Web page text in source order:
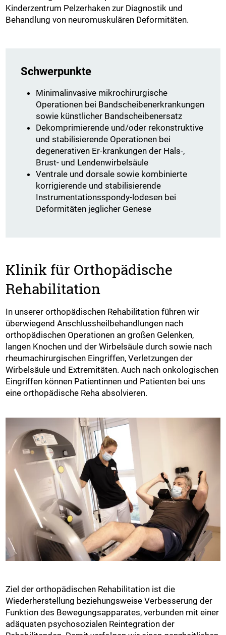
Kinderzentrum Pelzerhaken zur Diagnostik und
Behandlung von neuromuskulären Deformitäten.
Schwerpunkte
Minimalinvasive mikrochirurgische
Operationen bei Bandscheibenerkrankungen
sowie künstlicher Bandscheibenersatz
Dekomprimierende und/oder rekonstruktive
und stabilisierende Operationen bei
degenerativen Er-krankungen der Hals-,
Brust- und Lendenwirbelsäule
Ventrale und dorsale sowie kombinierte
korrigierende und stabilisierende
Instrumentationsspondy-lodesen bei
Deformitäten jeglicher Genese
Klinik für Orthopädische
Rehabilitation
In unserer orthopädischen Rehabilitation führen wir
überwiegend Anschlussheilbehandlungen nach
orthopädischen Operationen an großen Gelenken,
langen Knochen und der Wirbelsäule durch sowie nach
rheumachirurgischen Eingriffen, Verletzungen der
Wirbelsäule und Extremitäten. Auch nach onkologischen
Eingriffen können Patientinnen und Patienten bei uns
eine orthopädische Reha absolvieren.
Ziel der orthopädischen Rehabilitation ist die
Wiederherstellung beziehungsweise Verbesserung der
Funktion des Bewegungsapparates, verbunden mit einer
adäquaten psychosozialen Reintegration der